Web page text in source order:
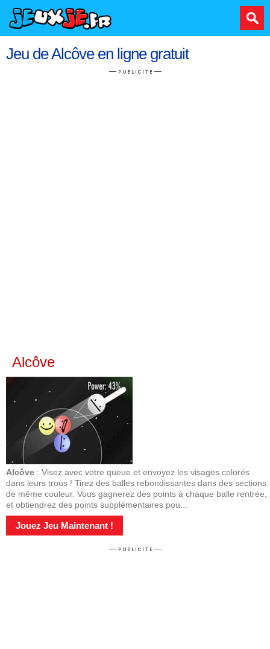
Jeu de Alcôve en ligne gratuit
Alcôve
Alcôve : Visez avec votre queue et envoyez les visages colorés
dans leurs trous ! Tirez des balles rebondissantes dans des sections
de même couleur. Vous gagnerez des points à chaque balle rentrée,
et obtiendrez des points supplémentaires pou...
Jouez Jeu Maintenant !